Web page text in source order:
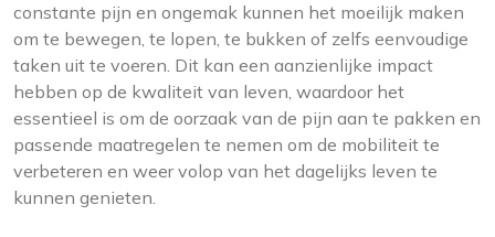
constante pijn en ongemak kunnen het moeilijk maken
om te bewegen, te lopen, te bukken of zelfs eenvoudige
taken uit te voeren. Dit kan een aanzienlijke impact
hebben op de kwaliteit van leven, waardoor het
essentieel is om de oorzaak van de pijn aan te pakken en
passende maatregelen te nemen om de mobiliteit te
verbeteren en weer volop van het dagelijks leven te
kunnen genieten.